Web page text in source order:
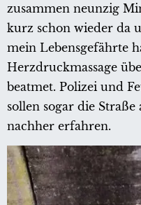
zusammen neunzig
kurz schon wieder da
mein Lebensgefährte
Herzdruckmassage
beatmet. Polizei und
sollen sogar die
nachher erfahren.